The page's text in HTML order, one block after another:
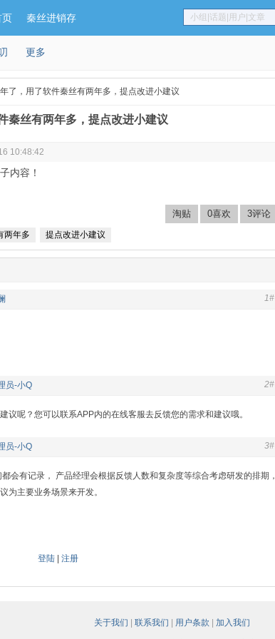
页 秦丝进销存 小组|话题|用户|文章
更多
了，用了软件秦丝有两年多，提点改进小建议
秦丝有两年多，提点改进小建议
10:48:42
内容！
淘贴 0喜欢 3评论
两年多 提点改进小建议
1#
员-小Q 2#
议呢？您可以联系APP内的在线客服去反馈您的需求和建议哦。
员-小Q 3#
会有记录， 产品经理会根据反馈人数和复杂度等综合考虑研发的排期，
为主要业务场景来开发。
登陆| 注册
关于我们 联系我们 用户条款 加入我们